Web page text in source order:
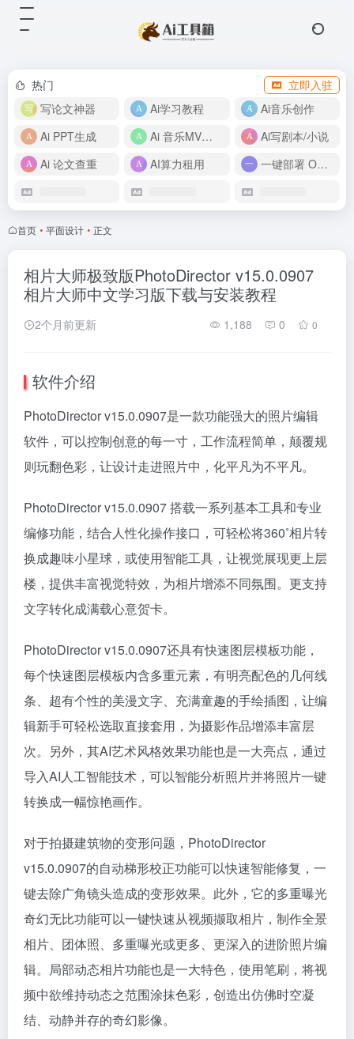
热门
立即入驻
写论文神器
Ai学习教程
Ai音乐创作
Ai PPT生成
Ai 音乐MV制作
Ai写剧本/小说
Ai 论文查重
AI算力租用 一键部署 OpenClaw
首页 • 平面设计 • 正文
相片大师极致版PhotoDirector v15.0.0907
相片大师中文学习版下载与安装教程
2个月前更新 1,188 0 0
软件介绍
PhotoDirector v15.0.0907是一款功能强大的照片编辑
软件，可以控制创意的每一寸，工作流程简单，颠覆规
则玩翻色彩，让设计走进照片中，化平凡为不平凡。
PhotoDirector v15.0.0907 搭载一系列基本工具和专业
编修功能，结合人性化操作接口，可轻松将360˚相片转
换成趣味小星球，或使用智能工具，让视觉展现更上层
楼，提供丰富视觉特效，为相片增添不同氛围。更支持
文字转化成满载心意贺卡。
PhotoDirector v15.0.0907还具有快速图层模板功能，
每个快速图层模板内含多重元素，有明亮配色的几何线
条、超有个性的美漫文字、充满童趣的手绘插图，让编
辑新手可轻松选取直接套用，为摄影作品增添丰富层
次。另外，其AI艺术风格效果功能也是一大亮点，通过
导入AI人工智能技术，可以智能分析照片并将照片一键
转换成一幅惊艳画作。
对于拍摄建筑物的变形问题，PhotoDirector
v15.0.0907的自动梯形校正功能可以快速智能修复，一
键去除广角镜头造成的变形效果。此外，它的多重曝光
奇幻无比功能可以一键快速从视频撷取相片，制作全景
相片、团体照、多重曝光或更多、更深入的进阶照片编
辑。局部动态相片功能也是一大特色，使用笔刷，将视
频中欲维持动态之范围涂抹色彩，创造出仿佛时空凝
结、动静并存的奇幻影像。